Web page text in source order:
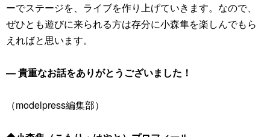
ーでステージを、ライブを作り上げていきます。なので、
ぜひとも遊びに来られる方は存分に小森隼を楽しんでもら
えればと思います。
― 貴重なお話をありがとうございました！
（modelpress編集部）